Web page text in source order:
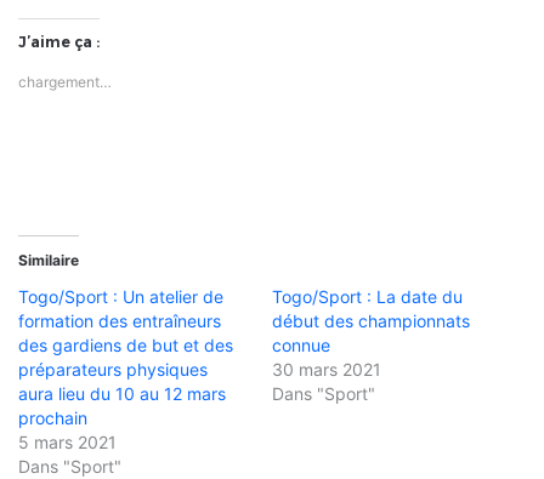
J’aime ça :
chargement…
Similaire
Togo/Sport : Un atelier de
formation des entraîneurs
des gardiens de but et des
préparateurs physiques
aura lieu du 10 au 12 mars
prochain
5 mars 2021
Dans "Sport"
Togo/Sport : La date du
début des championnats
connue
30 mars 2021
Dans "Sport"